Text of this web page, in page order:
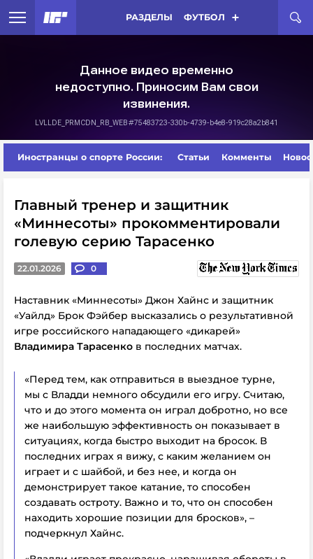
РАЗДЕЛЫ ФУТБОЛ
Иностранцы о спорте России: Статьи Комменты
Главный тренер и защитник
«Миннесоты» прокомментировали
голевую серию Тарасенко
22.01.2026 0
Наставник «Миннесоты» Джон Хайнс и защитник
«Уайлд» Брок Фэйбер высказались о результативной
игре российского нападающего «дикарей»
Владимира Тарасенко в последних матчах.
«Перед тем, как отправиться в выездное турне,
мы с Владди немного обсудили его игру. Считаю,
что и до этого момента он играл добротно, но все
же наибольшую эффективность он показывает в
ситуациях, когда быстро выходит на бросок. В
последних играх я вижу, с каким желанием он
играет и с шайбой, и без нее, и когда он
демонстрирует такое катание, то способен
создавать остроту. Важно и то, что он способен
находить хорошие позиции для бросков», –
подчеркнул Хайнс.